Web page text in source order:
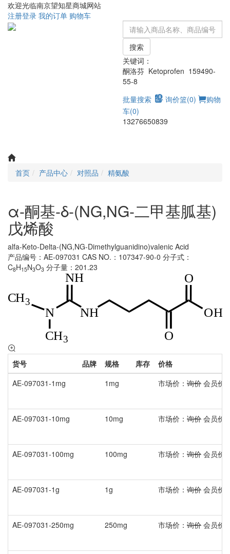
欢迎光临南京望知星商城网站
注册登录 我的订单 购物车
搜索
关键词：
酮洛芬 Ketoprofen 159490-
55-8
批量搜索
询价篮(0)
购物
车(0)
13276650839
首页 产品中心 对照品 精氨酸
α-酮基-δ-(NG,NG-二甲基胍基)
戊烯酸
alfa-Keto-Delta-(NG,NG-Dimethylguanidino)valenic Acid
产品编号：AE-097031 CAS NO.：107347-90-0 分子式：
C8H15N3O3 分子量：201.23
货号 品牌 规格 库存
价格
AE-097031-1mg
1mg 市场价： 询价 会员价
AE-097031-10mg 10mg 市场价： 询价 会员价
AE-097031-100mg 100mg 市场价： 询价 会员价
AE-097031-1g 1g 市场价： 询价 会员价
AE-097031-250mg 250mg 市场价： 询价 会员价